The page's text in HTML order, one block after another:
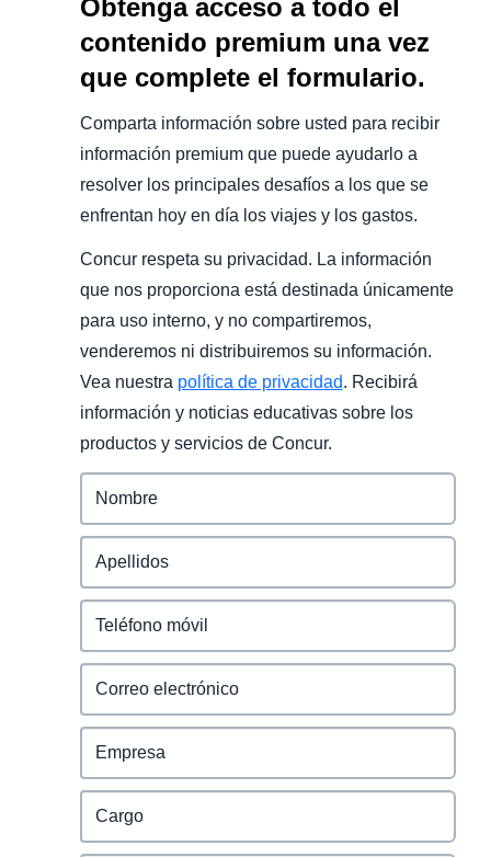
Obtenga acceso a todo el
contenido premium una vez
que complete el formulario.
Comparta información sobre usted para recibir
información premium que puede ayudarlo a
resolver los principales desafíos a los que se
enfrentan hoy en día los viajes y los gastos.
Concur respeta su privacidad. La información
que nos proporciona está destinada únicamente
para uso interno, y no compartiremos,
venderemos ni distribuiremos su información.
Vea nuestra política de privacidad. Recibirá
información y noticias educativas sobre los
productos y servicios de Concur.